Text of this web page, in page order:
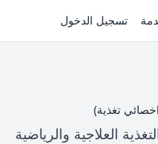
تسجيل الدخول
العلاجية والرياضية